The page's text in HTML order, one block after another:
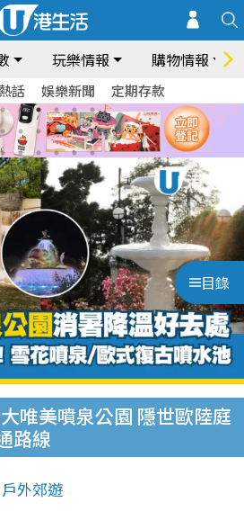
玩樂情報 購物情報
話 娛樂新聞 定期存款
目錄
唯美噴泉公園 隱世歐陸庭
路線
戶外郊遊